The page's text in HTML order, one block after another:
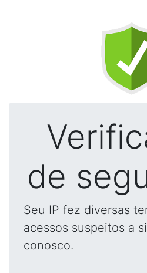
de
Seu IP fez diversas
acessos suspeitos a
conosco.